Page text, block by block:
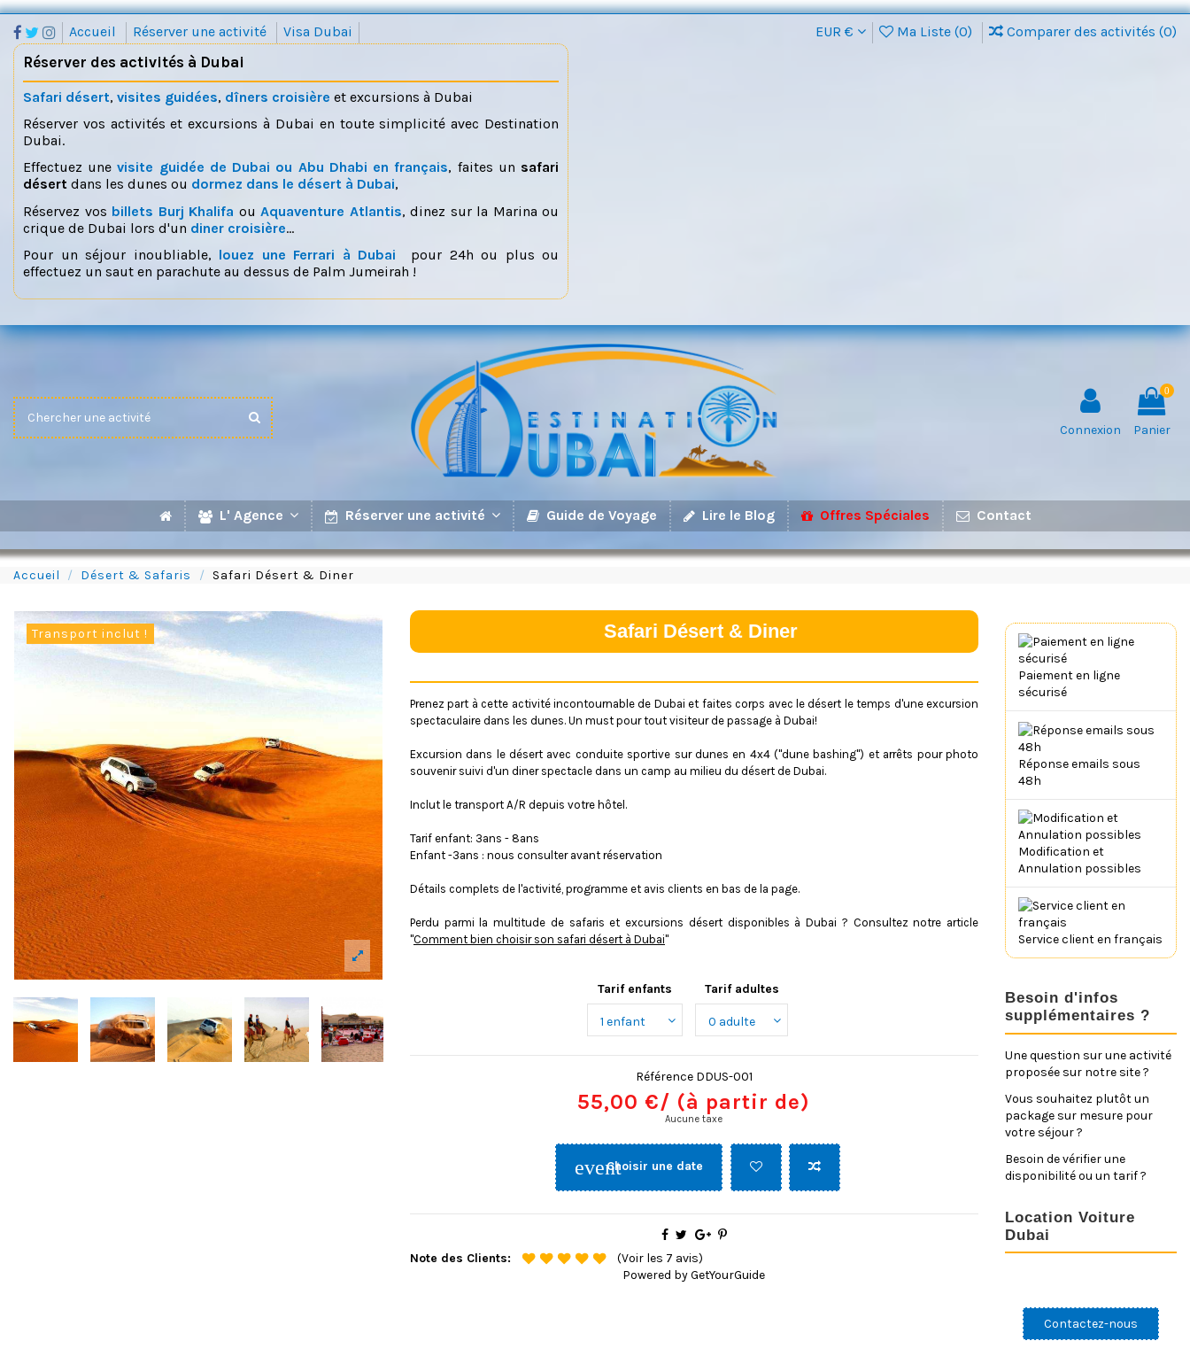
Accueil Réserver une activité Visa Dubai
Réserver des activités à Dubai
Safari désert, visites guidées, dîners croisière et excursions à Dubai
Réserver vos activités et excursions à Dubai en toute simplicité avec Destination
Dubai.
Effectuez unevisite guidée de Dubai ou Abu Dhabi en français, faites un safari
désert dans les dunes ou dormez dans le désert à Dubai,
Réservez vos billets Burj Khalifa ou Aquaventure Atlantis, dinez sur la Marina ou
crique de Dubai lors d'un diner croisière...
Pour un séjour inoubliable, louez une Ferrari à Dubai
pour 24h ou plus ou
effectuez un saut en parachute au dessus de Palm Jumeirah !
EUR € Ma Liste (0) Comparer des activités (0)
Connexion
0
Panier
L' Agence Réserver une activité Guide de Voyage Lire le Blog Offres Spéciales Contact
Accueil Désert & Safaris Safari Désert & Diner
Transport inclut ! Safari Désert & Diner
Prenez part à cette activité incontournable de Dubai et faites corps avec le désert le temps d'une excursion
spectaculaire dans les dunes. Un must pour tout visiteur de passage à Dubai!
Excursion dans le désert avec conduite sportive sur dunes en 4x4 ("dune bashing") et arrêts pour photo
souvenir suivi d'un diner spectacle dans un camp au milieu du désert de Dubai.
Inclut le transport A/R depuis votre hôtel.
Tarif enfant: 3ans - 8ans
Enfant -3ans : nous consulter avant réservation
Détails complets de l'activité, programme et avis clients en bas de la page.
Perdu parmi la multitude de safaris et excursions désert disponibles à Dubai ? Consultez notre article
"Comment bien choisir son safari désert à Dubai"
Tarif enfants Tarif adultes
Référence DDUS-001
55,00 €/ (à partir de)
Aucune taxe
eventChoisir une date
Note des Clients:
(Voir les 7 avis)
Powered byGetYourGuide
Paiement en ligne
sécurisé
Réponse emails sous
48h
Modification et
Annulation possibles
Service client en français
Besoin d'infos
supplémentaires ?
Une question sur une activité
proposée sur notre site ?
Vous souhaitez plutôt un
package sur mesure pour
votre séjour ?
Besoin de vérifier une
disponibilité ou un tarif ?
Location Voiture
Dubai
Contactez-nous